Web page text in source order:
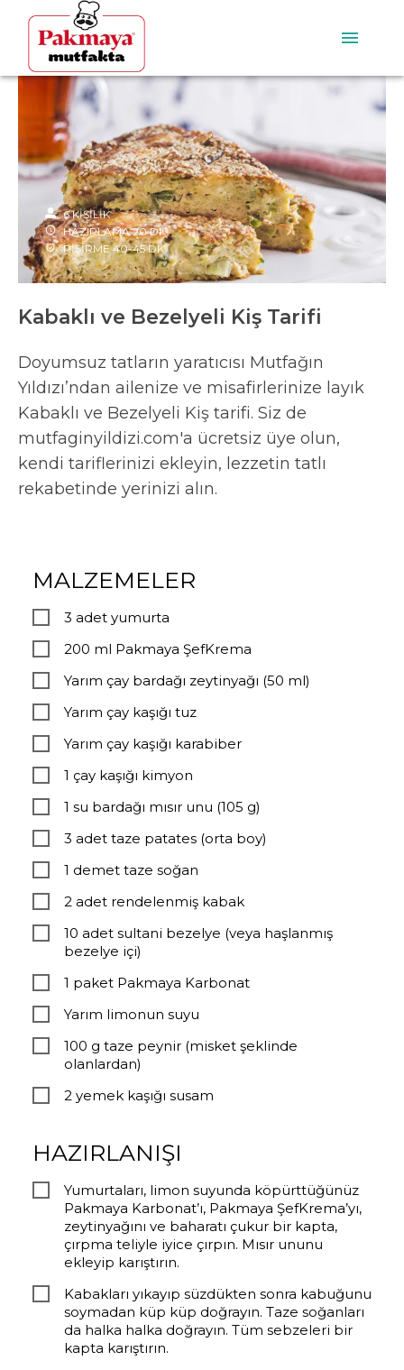
6 KİŞİLİK
HAZIRLAMA 20 DK
PİŞİRME 40-45 DK
Kabaklı ve Bezelyeli Kiş Tarifi
Doyumsuz tatların yaratıcısı Mutfağın
Yıldızı’ndan ailenize ve misafirlerinize layık
Kabaklı ve Bezelyeli Kiş tarifi. Siz de
mutfaginyildizi.com'a ücretsiz üye olun,
kendi tariflerinizi ekleyin, lezzetin tatlı
rekabetinde yerinizi alın.
MALZEMELER
3 adet yumurta
200 ml Pakmaya ŞefKrema
Yarım çay bardağı zeytinyağı (50 ml)
Yarım çay kaşığı tuz
Yarım çay kaşığı karabiber
1 çay kaşığı kimyon
1 su bardağı mısır unu (105 g)
3 adet taze patates (orta boy)
1 demet taze soğan
2 adet rendelenmiş kabak
10 adet sultani bezelye (veya haşlanmış
bezelye içi)
1 paket Pakmaya Karbonat
Yarım limonun suyu
100 g taze peynir (misket şeklinde
olanlardan)
2 yemek kaşığı susam
HAZIRLANIŞI
Yumurtaları, limon suyunda köpürttüğünüz
Pakmaya Karbonat’ı, Pakmaya ŞefKrema’yı,
zeytinyağını ve baharatı çukur bir kapta,
çırpma teliyle iyice çırpın. Mısır ununu
ekleyip karıştırın.
Kabakları yıkayıp süzdükten sonra kabuğunu
soymadan küp küp doğrayın. Taze soğanları
da halka halka doğrayın. Tüm sebzeleri bir
kapta karıştırın.